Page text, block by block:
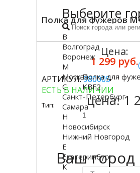
Полка для фужеров
АРТИКУЛ:980005
ЕСТЬ В НАЛИЧИИ
Тип:
Цена:
1 299 руб.
Купить
Полка для
KBF2
цена:1
Ваш город
Выберите
В
Волгоград
Воронеж
М
Москва
С
Санкт-Петербург
Самара
Н
Новосибирск
Нижний Новгород
Е
Екатеринбург
К